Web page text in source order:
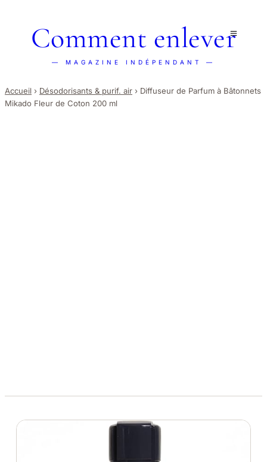
Comment enlever
— MAGAZINE INDÉPENDANT —
Accueil › Désodorisants & purif. air › Diffuseur de Parfum à Bâtonnets
Mikado Fleur de Coton 200 ml